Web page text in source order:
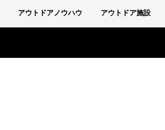
アウトドアノウハウ アウトドア施設